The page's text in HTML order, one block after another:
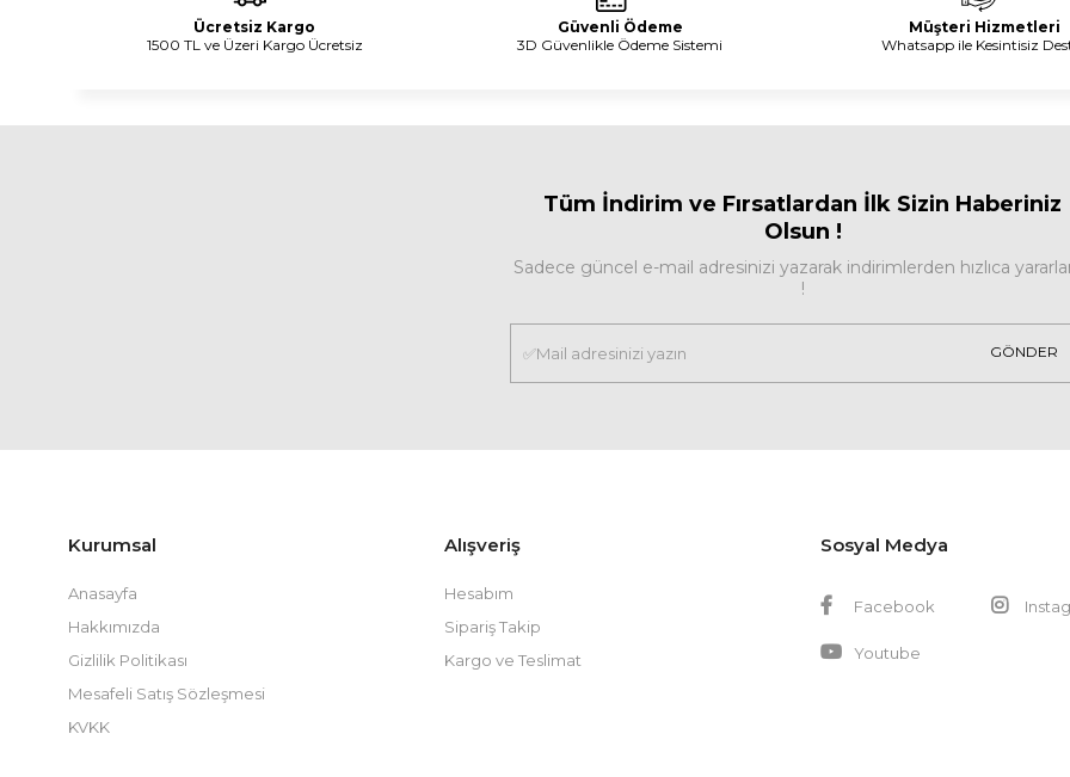
Ücretsiz Kargo
1500 TL ve Üzeri Kargo Ücretsiz
Güvenli Ödeme
3D Güvenlikle Ödeme Sistemi
Müşteri Hizmetleri
Whatsapp ile Kesintisiz
Tüm İndirim ve Fırsatlardan İlk Sizin Haberiniz
Olsun !
Sadece güncel e-mail adresinizi yazarak indirimlerden hızlıca
!
GÖNDER
Kurumsal
Anasayfa
Hakkımızda
Gizlilik Politikası
Mesafeli Satış Sözleşmesi
KVKK
Alışveriş
Hesabım
Sipariş Takip
Kargo ve Teslimat
Sosyal Medya
Facebook
Youtube